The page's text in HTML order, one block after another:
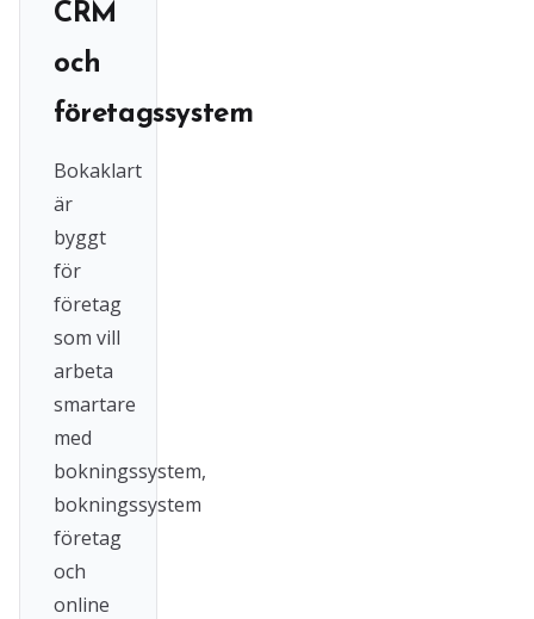
CRM
och
företagssystem
Bokaklart
är
byggt
för
företag
som vill
arbeta
smartare
med
bokningssystem,
bokningssystem
företag
och
online